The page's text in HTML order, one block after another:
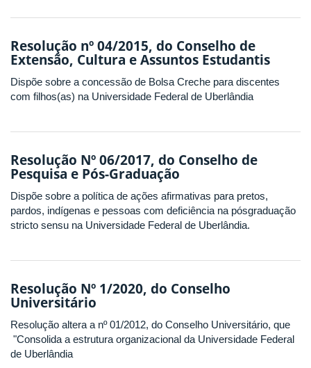
Resolução nº 04/2015, do Conselho de
Extensão, Cultura e Assuntos Estudantis
Dispõe sobre a concessão de Bolsa Creche para discentes
com filhos(as) na Universidade Federal de Uberlândia
Resolução Nº 06/2017, do Conselho de
Pesquisa e Pós-Graduação
Dispõe sobre a política de ações afirmativas para pretos,
pardos, indígenas e pessoas com deficiência na pósgraduação
stricto sensu na Universidade Federal de Uberlândia.
Resolução Nº 1/2020, do Conselho
Universitário
Resolução altera a nº 01/2012, do Conselho Universitário, que
"Consolida a estrutura organizacional da Universidade Federal
de Uberlândia